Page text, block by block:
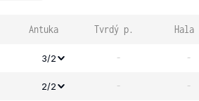
Antuka Tvrdý p. Hala
3/2 - -
2/2 - -